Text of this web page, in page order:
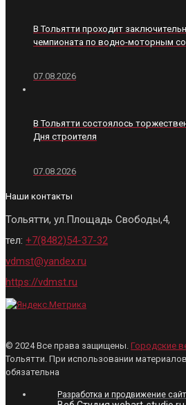
В Тольятти проходит
чемпионата по водно-моторным
07.08.2026
В Тольятти состоялось
Дня строителя
07.08.2026
Наши контакты
Тольятти, ул.Площадь Свободы,4,
тел: +7(8482)54-37-32
vdmst@yandex.ru
https://vdmst.ru
© 2024 Все права защищены. Городские
Тольятти. При использовании
обязательна
Разработка и продвижение